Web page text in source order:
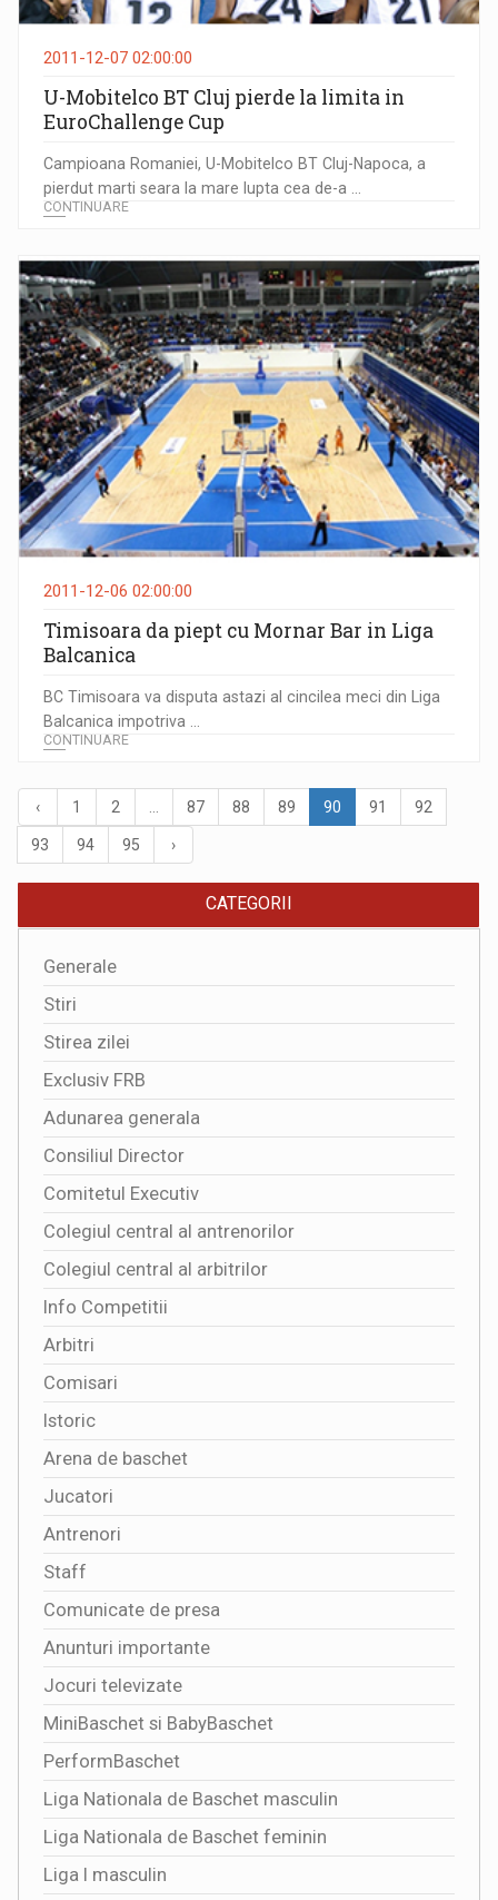
2011-12-07 02:00:00
U-Mobitelco BT Cluj pierde la limita in
EuroChallenge Cup
Campioana Romaniei, U-Mobitelco BT Cluj-Napoca, a
pierdut marti seara la mare lupta cea de-a ...
CONTINUARE
2011-12-06 02:00:00
Timisoara da piept cu Mornar Bar in Liga
Balcanica
BC Timisoara va disputa astazi al cincilea meci din Liga
Balcanica impotriva ...
CONTINUARE
‹ 1 2 87 88 89 90 91 92
93 94 95 ›
CATEGORII
Generale
Stiri
Stirea zilei
Exclusiv FRB
Adunarea generala
Consiliul Director
Comitetul Executiv
Colegiul central al antrenorilor
Colegiul central al arbitrilor
Info Competitii
Arbitri
Comisari
Istoric
Arena de baschet
Jucatori
Antrenori
Staff
Comunicate de presa
Anunturi importante
Jocuri televizate
MiniBaschet si BabyBaschet
PerformBaschet
Liga Nationala de Baschet masculin
Liga Nationala de Baschet feminin
Liga I masculin